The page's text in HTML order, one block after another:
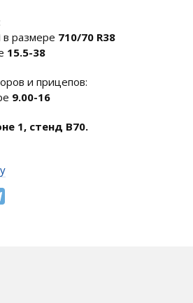
в размере 710/70 R38
15.5-38
и прицепов:
9.00-16
1, стенд B70.